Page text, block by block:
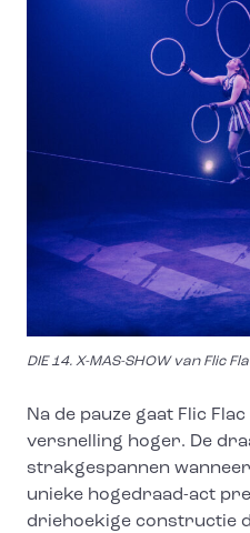
DIE 14. X-MAS-SHOW van Flic
Na de pauze gaat Flic
versnelling hoger. De
strakgespannen wanneer
unieke hogedraad-act
driehoekige constructie